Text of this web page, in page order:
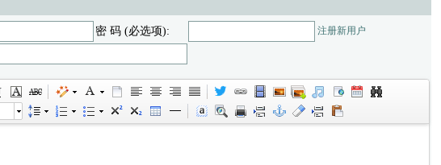
密 码 (必选项): 注册新用户